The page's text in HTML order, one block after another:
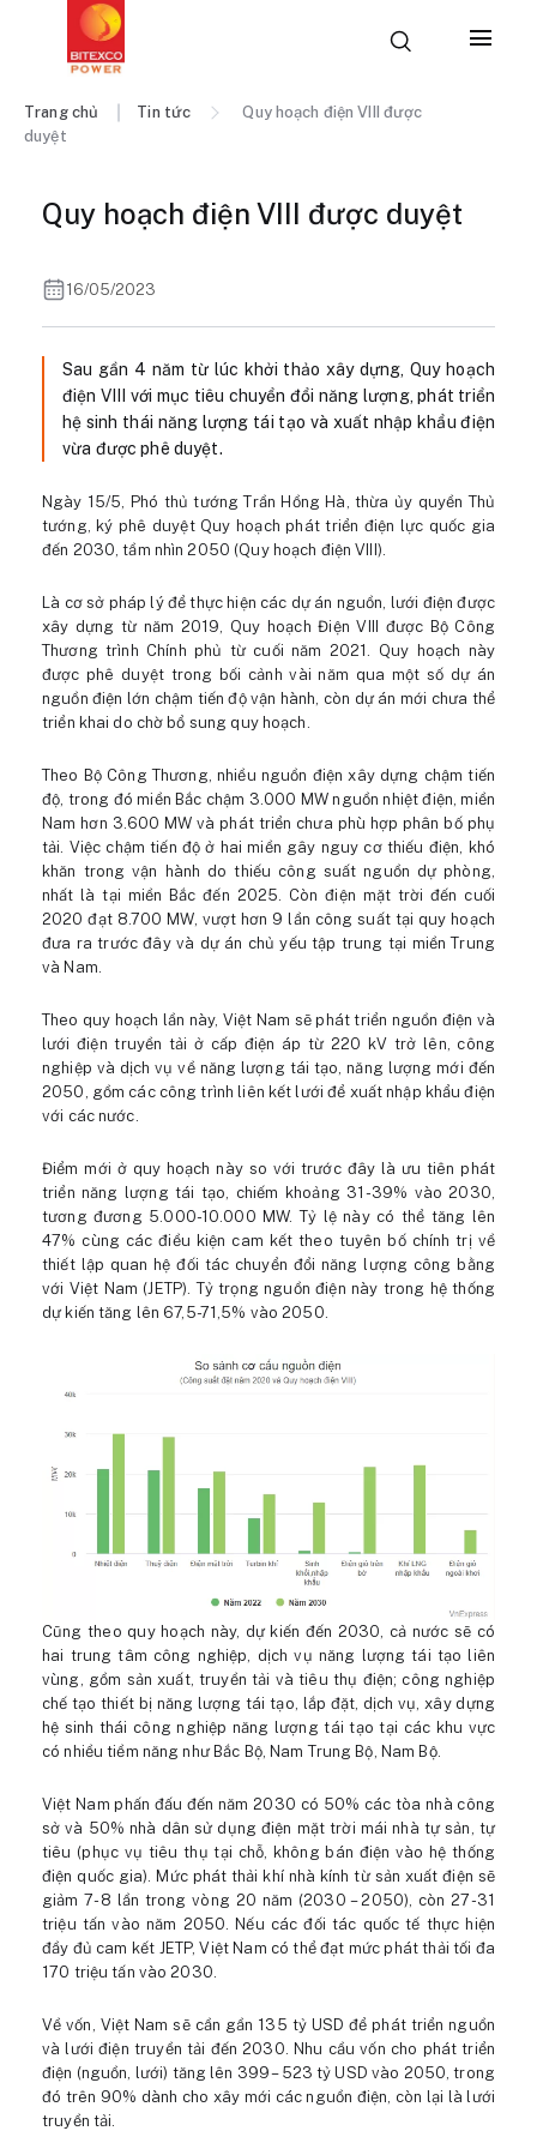
Trang chủ Tin tức
Quy hoạch điện VIII được
duyệt
Quy hoạch điện VIII được duyệt
16/05/2023
Sau gần 4 năm từ lúc khởi thảo xây dựng, Quy hoạch
điện VIII với mục tiêu chuyển đổi năng lượng, phát triển
hệ sinh thái năng lượng tái tạo và xuất nhập khẩu điện
vừa được phê duyệt.
Ngày 15/5, Phó thủ tướng Trần Hồng Hà, thừa ủy quyền Thủ
tướng, ký phê duyệt Quy hoạch phát triển điện lực quốc gia
đến 2030, tầm nhìn 2050 (Quy hoạch điện VIII).
Là cơ sở pháp lý để thực hiện các dự án nguồn, lưới điện được
xây dựng từ năm 2019, Quy hoạch Điện VIII được Bộ Công
Thương trình Chính phủ từ cuối năm 2021. Quy hoạch này
được phê duyệt trong bối cảnh vài năm qua một số dự án
nguồn điện lớn chậm tiến độ vận hành, còn dự án mới chưa thể
triển khai do chờ bổ sung quy hoạch.
Theo Bộ Công Thương, nhiều nguồn điện xây dựng chậm tiến
độ, trong đó miền Bắc chậm 3.000 MW nguồn nhiệt điện, miền
Nam hơn 3.600 MW và phát triển chưa phù hợp phân bố phụ
tải. Việc chậm tiến độ ở hai miền gây nguy cơ thiếu điện, khó
khăn trong vận hành do thiếu công suất nguồn dự phòng,
nhất là tại miền Bắc đến 2025. Còn điện mặt trời đến cuối
2020 đạt 8.700 MW, vượt hơn 9 lần công suất tại quy hoạch
đưa ra trước đây và dự án chủ yếu tập trung tại miền Trung
và Nam.
Theo quy hoạch lần này, Việt Nam sẽ phát triển nguồn điện và
lưới điện truyền tải ở cấp điện áp từ 220 kV trở lên, công
nghiệp và dịch vụ về năng lượng tái tạo, năng lượng mới đến
2050, gồm các công trình liên kết lưới để xuất nhập khẩu điện
với các nước.
Điểm mới ở quy hoạch này so với trước đây là ưu tiên phát
triển năng lượng tái tạo, chiếm khoảng 31-39% vào 2030,
tương đương 5.000-10.000 MW. Tỷ lệ này có thể tăng lên
47% cùng các điều kiện cam kết theo tuyên bố chính trị về
thiết lập quan hệ đối tác chuyển đổi năng lượng công bằng
với Việt Nam (JETP). Tỷ trọng nguồn điện này trong hệ thống
dự kiến tăng lên 67,5-71,5% vào 2050.
Cũng theo quy hoạch này, dự kiến đến 2030, cả nước sẽ có
hai trung tâm công nghiệp, dịch vụ năng lượng tái tạo liên
vùng, gồm sản xuất, truyền tải và tiêu thụ điện; công nghiệp
chế tạo thiết bị năng lượng tái tạo, lắp đặt, dịch vụ, xây dựng
hệ sinh thái công nghiệp năng lượng tái tạo tại các khu vực
có nhiều tiềm năng như Bắc Bộ, Nam Trung Bộ, Nam Bộ.
Việt Nam phấn đấu đến năm 2030 có 50% các tòa nhà công
sở và 50% nhà dân sử dụng điện mặt trời mái nhà tự sản, tự
tiêu (phục vụ tiêu thụ tại chỗ, không bán điện vào hệ thống
điện quốc gia). Mức phát thải khí nhà kính từ sản xuất điện sẽ
giảm 7-8 lần trong vòng 20 năm (2030 – 2050), còn 27-31
triệu tấn vào năm 2050. Nếu các đối tác quốc tế thực hiện
đầy đủ cam kết JETP, Việt Nam có thể đạt mức phát thải tối đa
170 triệu tấn vào 2030.
Về vốn, Việt Nam sẽ cần gần 135 tỷ USD để phát triển nguồn
và lưới điện truyền tải đến 2030. Nhu cầu vốn cho phát triển
điện (nguồn, lưới) tăng lên 399 – 523 tỷ USD vào 2050, trong
đó trên 90% dành cho xây mới các nguồn điện, còn lại là lưới
truyền tải.